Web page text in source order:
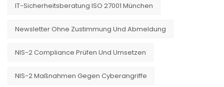
IT-Sicherheitsberatung ISO 27001 München
Newsletter Ohne Zustimmung Und Abmeldung
NIS-2 Compliance Prüfen Und Umsetzen
NIS-2 Maßnahmen Gegen Cyberangriffe